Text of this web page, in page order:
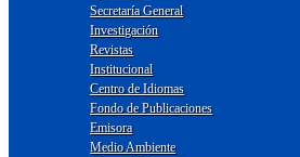
Secretaría General
Investigación
Revistas
Institucional
Centro de Idiomas
Fondo de Publicaciones
Emisora
Medio Ambiente